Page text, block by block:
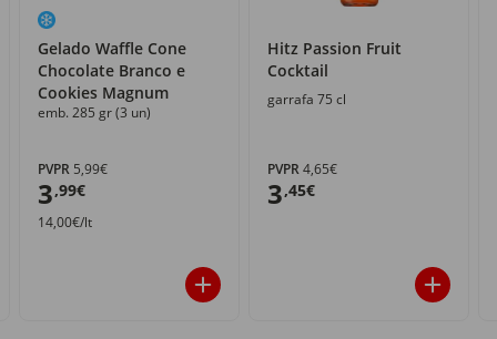
Gelado Waffle Cone
Chocolate Branco e
Cookies Magnum
emb. 285 gr (3 un)
PVPR 5,99€
3,99€
14,00€/lt
Hitz Passion Fruit
Cocktail
garrafa 75 cl
PVPR4,65€
3,45€